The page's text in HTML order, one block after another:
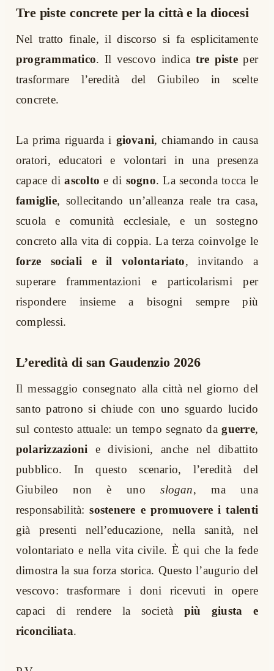
Tre piste concrete per la città e la diocesi
Nel tratto finale, il discorso si fa esplicitamente
programmatico. Il vescovo indica tre pisteper
trasformare l’eredità del Giubileo in scelte
concrete.
La prima riguarda i giovani, chiamando in causa
oratori, educatori e volontari in una presenza
capace diascolto e di sogno. La seconda tocca le
famiglie, sollecitando un’alleanza reale tra casa,
scuola e comunità ecclesiale, e un sostegno
concreto alla vita di coppia. La terza coinvolge le
forze sociali e il volontariato, invitando a
superare frammentazioni e particolarismi per
rispondere insieme a bisogni sempre più
complessi.
L’eredità di san Gaudenzio 2026
Il messaggio consegnato alla città nel giorno del
santo patrono si chiude con uno sguardo lucido
sul contesto attuale: un tempo segnato daguerre,
polarizzazioni e divisioni, anche nel dibattito
pubblico. In questo scenario, l’eredità del
Giubileo non è unoslogan, ma una
responsabilità:sostenere e promuovere i talenti
già presenti nell’educazione, nella sanità, nel
volontariato e nella vita civile. È qui che la fede
dimostra la sua forza storica. Questo l’augurio del
vescovo: trasformare i doni ricevuti in opere
capaci di rendere la società più giusta e
riconciliata.